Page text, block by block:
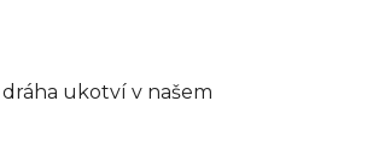
ukotví v našem